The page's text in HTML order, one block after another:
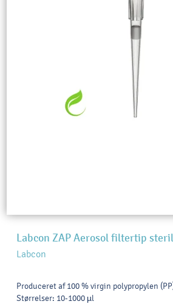
Labcon ZAP Aerosol filtertip
Labcon
Produceret af 100 % virgin polypropylen
Størrelser: 10-1000 µl